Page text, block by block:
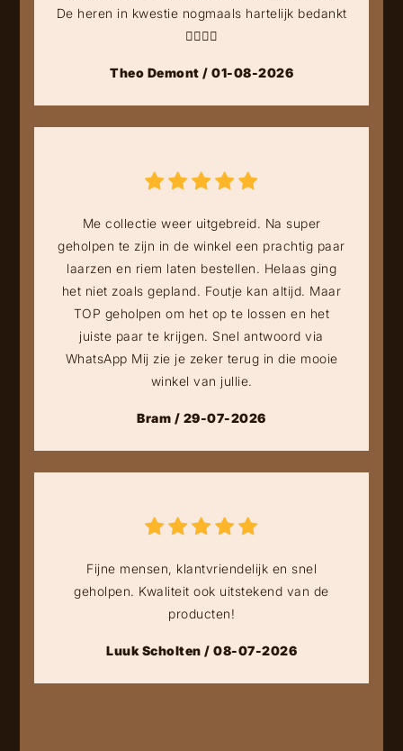
De heren in kwestie nogmaals hartelijk bedankt
👍🏻👍🏻
Theo Demont / 01-08-2026
Me collectie weer uitgebreid. Na super
geholpen te zijn in de winkel een prachtig paar
laarzen en riem laten bestellen. Helaas ging
het niet zoals gepland. Foutje kan altijd. Maar
TOP geholpen om het op te lossen en het
juiste paar te krijgen. Snel antwoord via
WhatsApp Mij zie je zeker terug in die mooie
winkel van jullie.
Bram / 29-07-2026
Fijne mensen, klantvriendelijk en snel
geholpen. Kwaliteit ook uitstekend van de
producten!
Luuk Scholten / 08-07-2026